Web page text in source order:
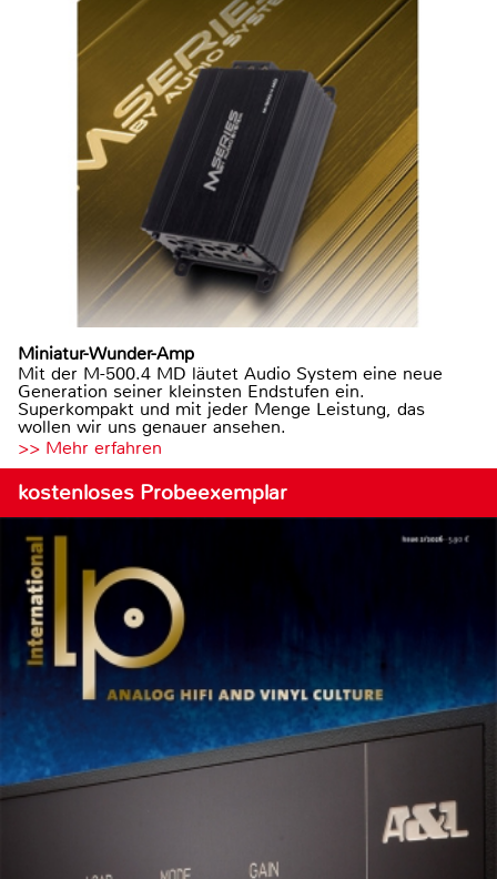
Miniatur-Wunder-Amp
Mit der M-500.4 MD läutet Audio System eine neue
Generation seiner kleinsten Endstufen ein.
Superkompakt und mit jeder Menge Leistung, das
wollen wir uns genauer ansehen.
>> Mehr erfahren
kostenloses Probeexemplar